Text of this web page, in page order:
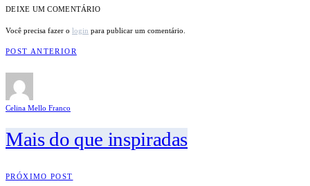
DEIXE UM COMENTÁRIO
Você precisa fazer o login para publicar um comentário.
POST ANTERIOR
Celina Mello Franco
Mais do que inspiradas
PRÓXIMO POST